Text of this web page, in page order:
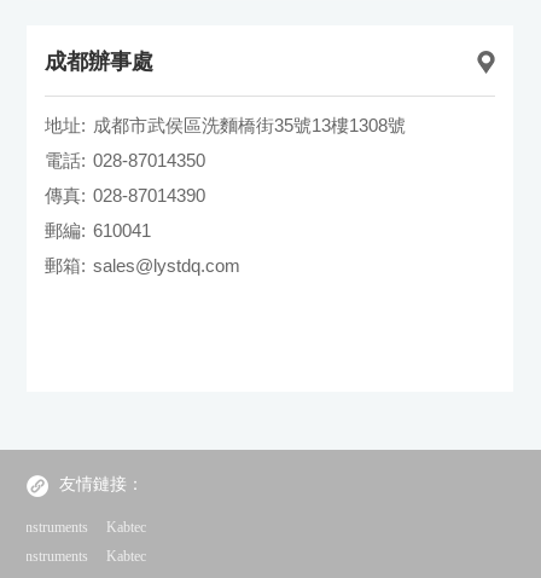
成都辦事處
地址: 成都市武侯區洗麵橋街35號13樓1308號
電話: 028-87014350
傳真: 028-87014390
郵編: 610041
郵箱: sales@lystdq.com
友情鏈接：
Kabtec
Kabtec